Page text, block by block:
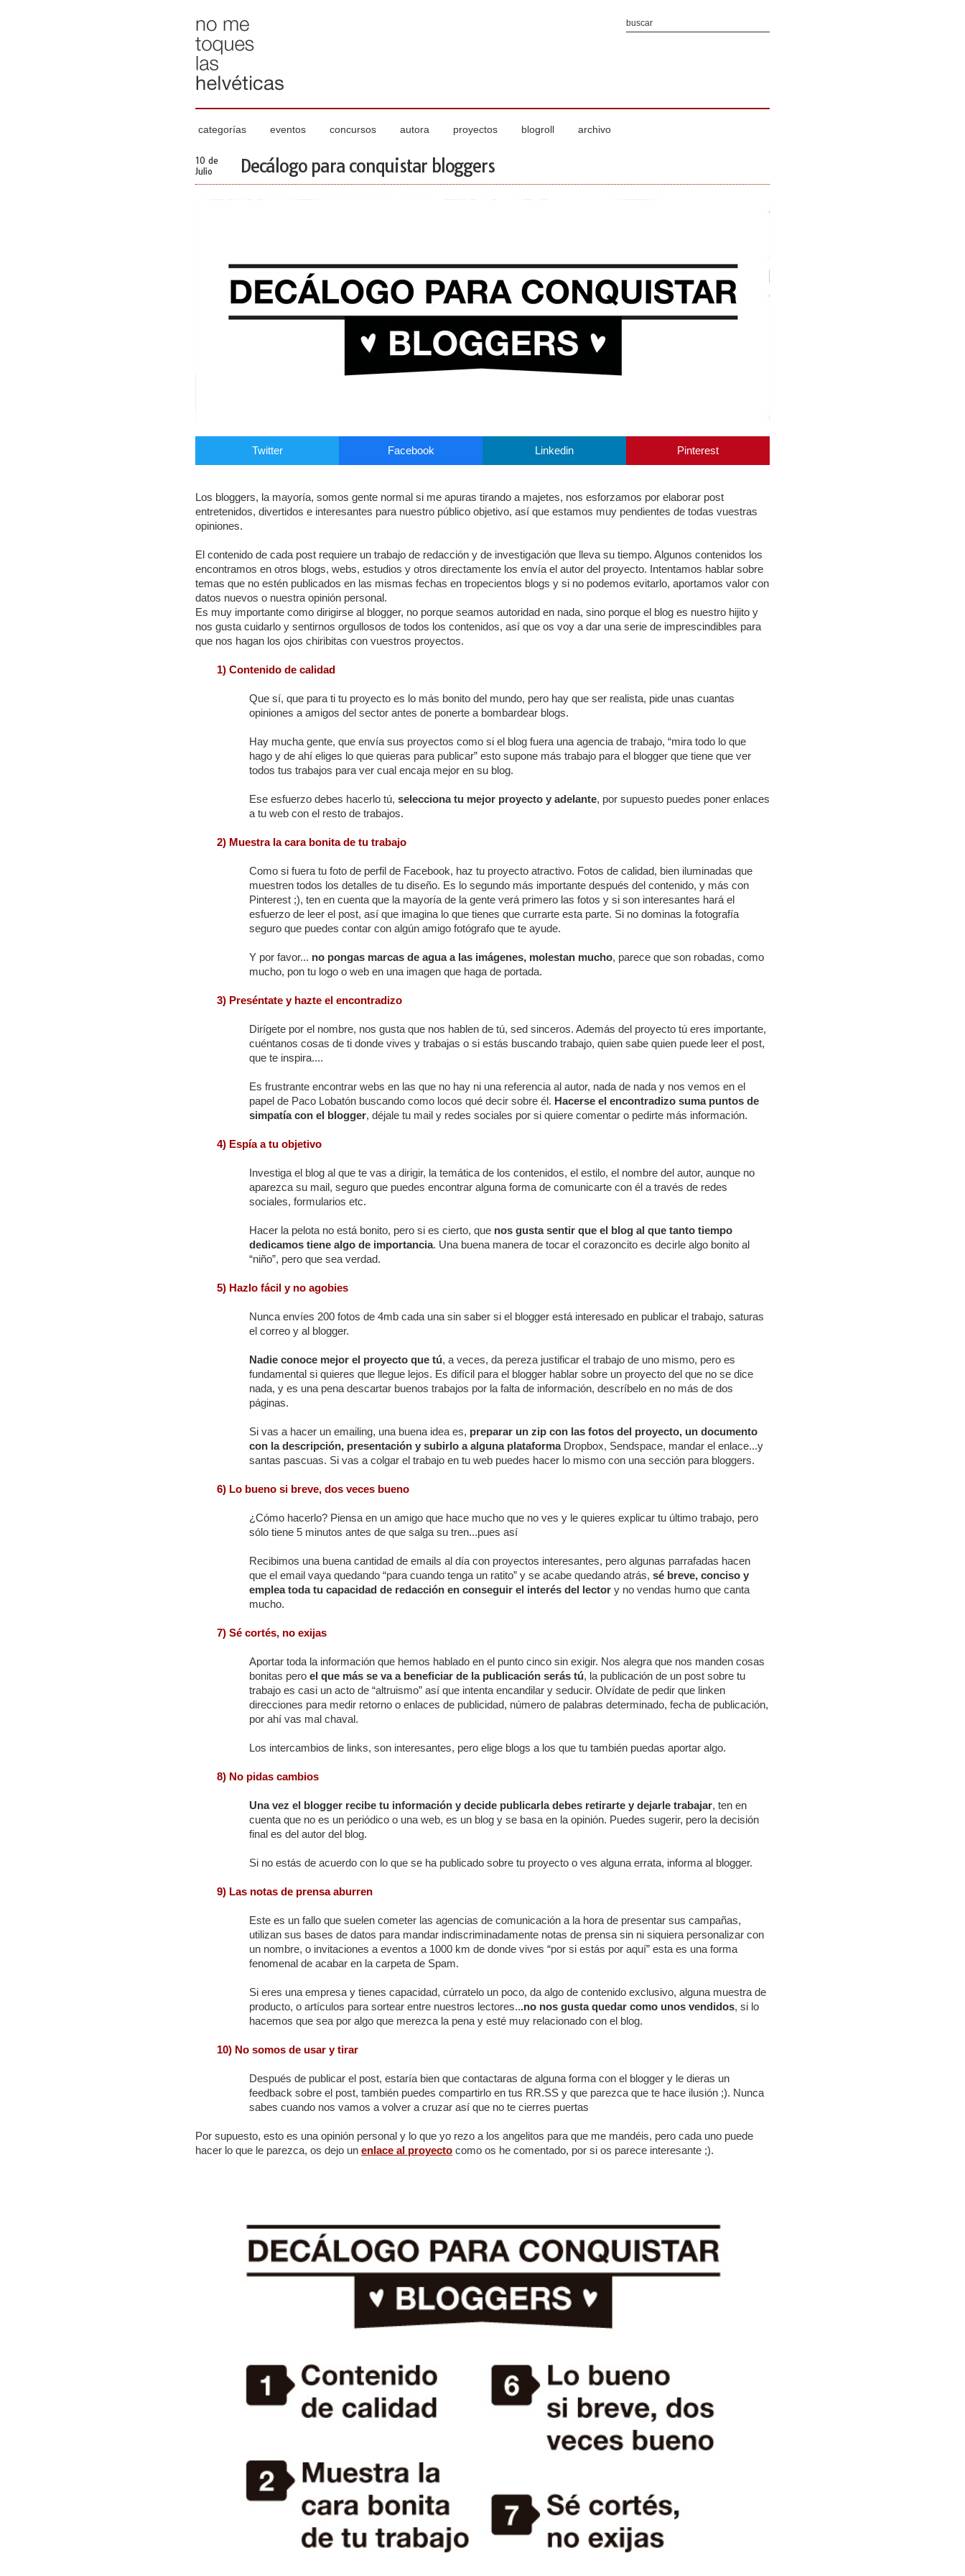
categorías eventos concursos autora proyectos blogroll archivo
10 de
Julio
Decálogo para conquistar bloggers
Twitter Facebook Linkedin Pinterest
Los bloggers, la mayoría, somos gente normal si me apuras tirando a majetes, nos esforzamos por elaborar post
entretenidos, divertidos e interesantes para nuestro público objetivo, así que estamos muy pendientes de todas vuestras
opiniones.
El contenido de cada post requiere un trabajo de redacción y de investigación que lleva su tiempo. Algunos contenidos los
encontramos en otros blogs, webs, estudios y otros directamente los envía el autor del proyecto. Intentamos hablar sobre
temas que no estén publicados en las mismas fechas en tropecientos blogs y si no podemos evitarlo, aportamos valor con
datos nuevos o nuestra opinión personal.
Es muy importante como dirigirse al blogger, no porque seamos autoridad en nada, sino porque el blog es nuestro hijito y
nos gusta cuidarlo y sentirnos orgullosos de todos los contenidos, así que os voy a dar una serie de imprescindibles para
que nos hagan los ojos chiribitas con vuestros proyectos.
1) Contenido de calidad
Que sí, que para ti tu proyecto es lo más bonito del mundo, pero hay que ser realista, pide unas cuantas
opiniones a amigos del sector antes de ponerte a bombardear blogs.
Hay mucha gente, que envía sus proyectos como si el blog fuera una agencia de trabajo, “mira todo lo que
hago y de ahí eliges lo que quieras para publicar” esto supone más trabajo para el blogger que tiene que ver
todos tus trabajos para ver cual encaja mejor en su blog.
Ese esfuerzo debes hacerlo tú, selecciona tu mejor proyecto y adelante, por supuesto puedes poner enlaces
a tu web con el resto de trabajos.
2) Muestra la cara bonita de tu trabajo
Como si fuera tu foto de perfil de Facebook, haz tu proyecto atractivo. Fotos de calidad, bien iluminadas que
muestren todos los detalles de tu diseño. Es lo segundo más importante después del contenido, y más con
Pinterest ;), ten en cuenta que la mayoría de la gente verá primero las fotos y si son interesantes hará el
esfuerzo de leer el post, así que imagina lo que tienes que currarte esta parte. Si no dominas la fotografía
seguro que puedes contar con algún amigo fotógrafo que te ayude.
Y por favor... no pongas marcas de agua a las imágenes, molestan mucho, parece que son robadas, como
mucho, pon tu logo o web en una imagen que haga de portada.
3) Preséntate y hazte el encontradizo
Dirígete por el nombre, nos gusta que nos hablen de tú, sed sinceros. Además del proyecto tú eres importante,
cuéntanos cosas de ti donde vives y trabajas o si estás buscando trabajo, quien sabe quien puede leer el post,
que te inspira....
Es frustrante encontrar webs en las que no hay ni una referencia al autor, nada de nada y nos vemos en el
papel de Paco Lobatón buscando como locos qué decir sobre él. Hacerse el encontradizo suma puntos de
simpatía con el blogger, déjale tu mail y redes sociales por si quiere comentar o pedirte más información.
4) Espía a tu objetivo
Investiga el blog al que te vas a dirigir, la temática de los contenidos, el estilo, el nombre del autor, aunque no
aparezca su mail, seguro que puedes encontrar alguna forma de comunicarte con él a través de redes
sociales, formularios etc.
Hacer la pelota no está bonito, pero si es cierto, que nos gusta sentir que el blog al que tanto tiempo
dedicamos tiene algo de importancia. Una buena manera de tocar el corazoncito es decirle algo bonito al
“niño”, pero que sea verdad.
5) Hazlo fácil y no agobies
Nunca envíes 200 fotos de 4mb cada una sin saber si el blogger está interesado en publicar el trabajo, saturas
el correo y al blogger.
Nadie conoce mejor el proyecto que tú, a veces, da pereza justificar el trabajo de uno mismo, pero es
fundamental si quieres que llegue lejos. Es difícil para el blogger hablar sobre un proyecto del que no se dice
nada, y es una pena descartar buenos trabajos por la falta de información, descríbelo en no más de dos
páginas.
Si vas a hacer un emailing, una buena idea es, preparar un zip con las fotos del proyecto, un documento
con la descripción, presentación y subirlo a alguna plataformaDropbox, Sendspace, mandar el enlace...y
santas pascuas. Si vas a colgar el trabajo en tu web puedes hacer lo mismo con una sección para bloggers.
6) Lo bueno si breve, dos veces bueno
¿Cómo hacerlo? Piensa en un amigo que hace mucho que no ves y le quieres explicar tu último trabajo, pero
sólo tiene 5 minutos antes de que salga su tren...pues así
Recibimos una buena cantidad de emails al día con proyectos interesantes, pero algunas parrafadas hacen
que el email vaya quedando “para cuando tenga un ratito” y se acabe quedando atrás, sé breve, conciso y
emplea toda tu capacidad de redacción en conseguir el interés del lector y no vendas humo que canta
mucho.
7) Sé cortés, no exijas
Aportar toda la información que hemos hablado en el punto cinco sin exigir. Nos alegra que nos manden cosas
bonitas pero el que más se va a beneficiar de la publicación serás tú, la publicación de un post sobre tu
trabajo es casi un acto de “altruismo” así que intenta encandilar y seducir. Olvídate de pedir que linken
direcciones para medir retorno o enlaces de publicidad, número de palabras determinado, fecha de publicación,
por ahí vas mal chaval.
Los intercambios de links, son interesantes, pero elige blogs a los que tu también puedas aportar algo.
8) No pidas cambios
Una vez el blogger recibe tu información y decide publicarla debes retirarte y dejarle trabajar, ten en
cuenta que no es un periódico o una web, es un blog y se basa en la opinión. Puedes sugerir, pero la decisión
final es del autor del blog.
Si no estás de acuerdo con lo que se ha publicado sobre tu proyecto o ves alguna errata, informa al blogger.
9) Las notas de prensa aburren
Este es un fallo que suelen cometer las agencias de comunicación a la hora de presentar sus campañas,
utilizan sus bases de datos para mandar indiscriminadamente notas de prensa sin ni siquiera personalizar con
un nombre, o invitaciones a eventos a 1000 km de donde vives “por si estás por aquí” esta es una forma
fenomenal de acabar en la carpeta de Spam.
Si eres una empresa y tienes capacidad, cúrratelo un poco, da algo de contenido exclusivo, alguna muestra de
producto, o artículos para sortear entre nuestros lectores...no nos gusta quedar como unos vendidos, si lo
hacemos que sea por algo que merezca la pena y esté muy relacionado con el blog.
10) No somos de usar y tirar
Después de publicar el post, estaría bien que contactaras de alguna forma con el blogger y le dieras un
feedback sobre el post, también puedes compartirlo en tus RR.SS y que parezca que te hace ilusión ;). Nunca
sabes cuando nos vamos a volver a cruzar así que no te cierres puertas
Por supuesto, esto es una opinión personal y lo que yo rezo a los angelitos para que me mandéis, pero cada uno puede
hacer lo que le parezca, os dejo un enlace al proyecto como os he comentado, por si os parece interesante ;).